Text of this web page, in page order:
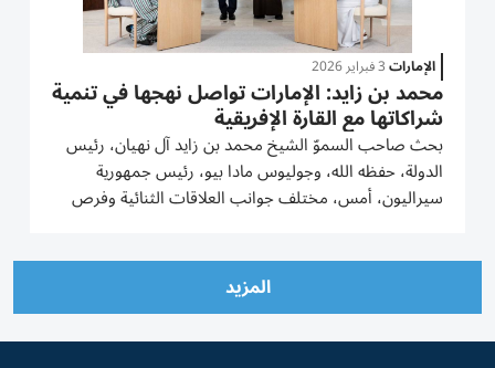
الإمارات3 فبراير 2026
محمد بن زايد: الإمارات تواصل نهجها في تنمية
شراكاتها مع القارة الإفريقية
بحث صاحب السموّ الشيخ محمد بن زايد آل نهيان، رئيس
الدولة، حفظه الله، وجوليوس مادا بيو، رئيس جمهورية
سيراليون، أمس، مختلف جوانب العلاقات الثنائية وفرص
المزيد